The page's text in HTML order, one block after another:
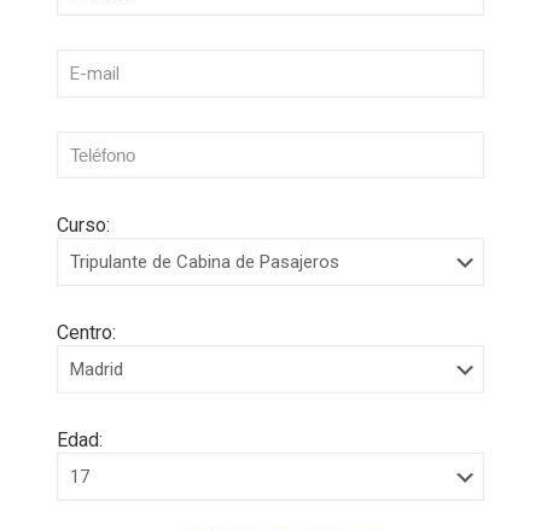
Curso:
Centro:
Edad: